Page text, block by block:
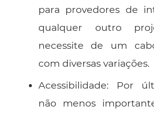
para provedores de
qualquer outro
necessite de um
com diversas variações.
Acessibilidade: Por
não menos